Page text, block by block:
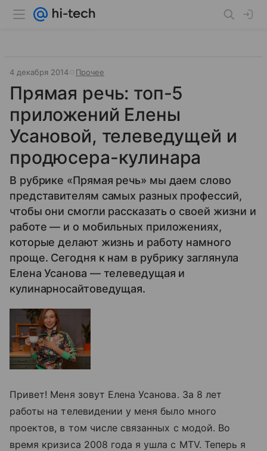
4 декабря 2014 Прочее
Прямая речь: топ-5
приложений Елены
Усановой, телеведущей и
продюсера-кулинара
В рубрике «Прямая речь» мы даем слово
представителям самых разных профессий,
чтобы они смогли рассказать о своей жизни и
работе — и о мобильных приложениях,
которые делают жизнь и работу намного
проще. Сегодня к нам в рубрику заглянула
Елена Усанова — телеведущая и
кулинарносайтоведущая.
Привет! Меня зовут Елена Усанова. За 8 лет
работы на телевидении у меня было много
проектов, в том числе связанных с модой. Во
время кризиса 2008 года я ушла с MTV. Теперь я